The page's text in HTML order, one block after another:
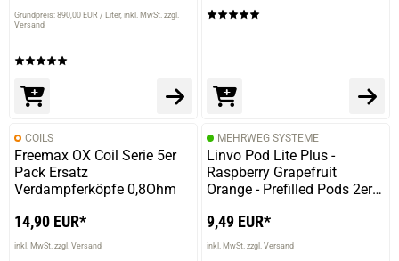
Grundpreis: 890,00 EUR / Liter inkl. MwSt. zzgl.
Versand
COILS
Freemax OX Coil Serie 5er
Pack Ersatz
Verdampferköpfe 0,8Ohm
14,90 EUR*
inkl. MwSt. zzgl. Versand
MEHRWEG SYSTEME
Linvo Pod Lite Plus -
Raspberry Grapefruit
Orange - Prefilled Pods 2er
9,49 EUR*
inkl. MwSt. zzgl. Versand